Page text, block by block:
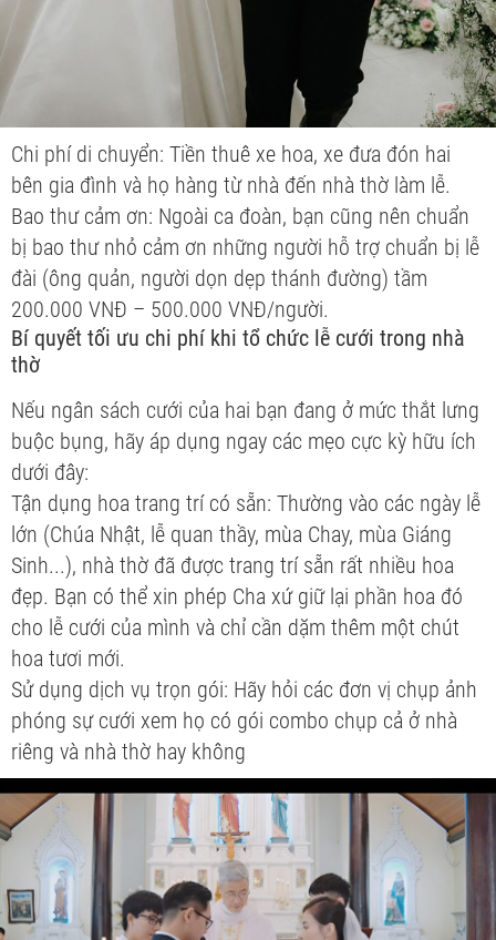
Chi phí di chuyển: Tiền thuê xe hoa, xe đưa đón hai
bên gia đình và họ hàng từ nhà đến nhà thờ làm lễ.
Bao thư cảm ơn: Ngoài ca đoàn, bạn cũng nên chuẩn
bị bao thư nhỏ cảm ơn những người hỗ trợ chuẩn bị lễ
đài (ông quản, người dọn dẹp thánh đường) tầm
200.000 VNĐ – 500.000 VNĐ/người.
Bí quyết tối ưu chi phí khi tổ chức lễ cưới trong nhà
thờ
Nếu ngân sách cưới của hai bạn đang ở mức thắt lưng
buộc bụng, hãy áp dụng ngay các mẹo cực kỳ hữu ích
dưới đây:
Tận dụng hoa trang trí có sẵn: Thường vào các ngày lễ
lớn (Chúa Nhật, lễ quan thầy, mùa Chay, mùa Giáng
Sinh...), nhà thờ đã được trang trí sẵn rất nhiều hoa
đẹp. Bạn có thể xin phép Cha xứ giữ lại phần hoa đó
cho lễ cưới của mình và chỉ cần dặm thêm một chút
hoa tươi mới.
Sử dụng dịch vụ trọn gói: Hãy hỏi các đơn vị chụp ảnh
phóng sự cưới xem họ có gói combo chụp cả ở nhà
riêng và nhà thờ hay không